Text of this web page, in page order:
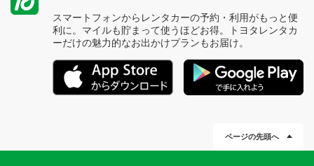
スマートフォンからレンタカーの予約・利用がもっと便
利に。マイルも貯まって使うほどお得。トヨタレンタカ
ーだけの魅力的なお出かけプランもお届け。
ページの先頭へ